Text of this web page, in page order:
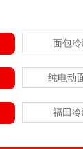
面包
纯电动
福田